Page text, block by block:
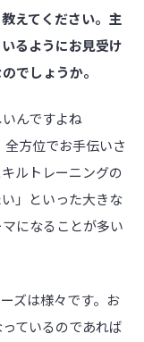
教えてください。主
るようにお見受け
でしょうか。
んですよね
全方位でお手伝いさ
ルトレーニングの
」といった大きな
になることが多い
ズは様々です。お
ているのであれば